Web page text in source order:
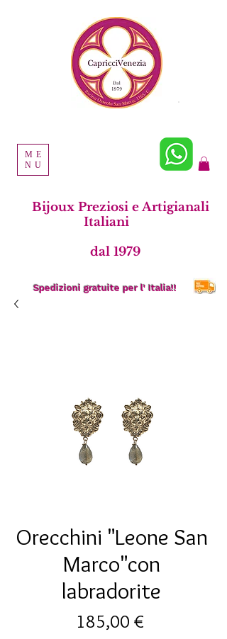
ME
NU
Bijoux Preziosi e Artigianali
Italiani
dal 1979
Spedizioni gratuite per l' Italia!!
Orecchini "Leone San
Marco"con
labradorite
185,00 €Prezzo